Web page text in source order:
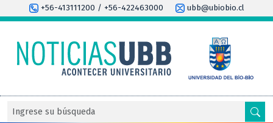
+56-413111200 / +56-422463000 ubb@ubiobio.cl